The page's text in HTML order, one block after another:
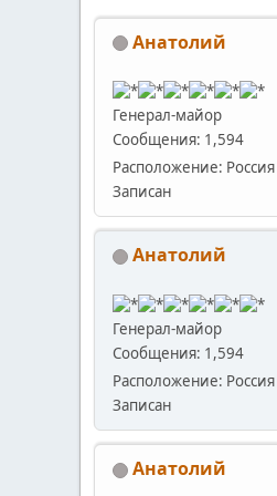
Анатолий
Генерал-майор
Сообщения: 1,594
Расположение: Россия
Записан
Анатолий
Генерал-майор
Сообщения: 1,594
Расположение: Россия
Записан
Анатолий